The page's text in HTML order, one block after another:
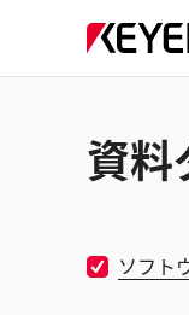
資料
ソフト